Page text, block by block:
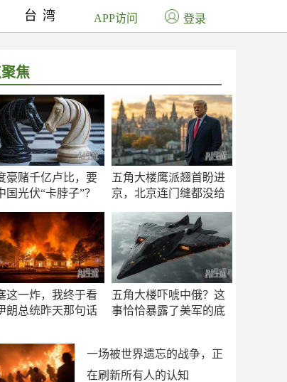
焦
豪赌千亿卢比，要
国光伏“卡脖子”？
五角大楼鹰派翘首盼进
京，北京连门缝都没给
这一炸，我终于看
朗总统昨天那句话
五角大楼吓唬中俄？这
事恰恰暴露了美军的底
一场被世界遗忘的战争，正
在刷新所有人的认知
台湾 APP访问 登录